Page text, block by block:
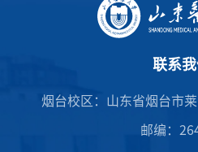
联系我
烟台校区：山东省烟台市
邮编：